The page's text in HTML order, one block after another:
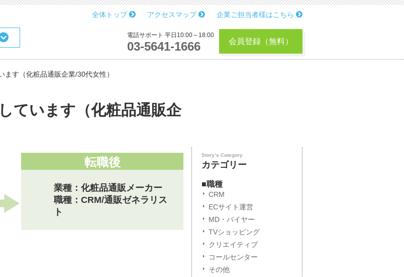
全体トップ アクセスマップ 企業ご担当者様はこちら
電話サポート 平日10:00～18:00
03-5641-1666 会員登録（無料）
す（化粧品通販企業/30代女性）
ています（化粧品通販企
転職後
業種：化粧品通販メーカー
職種：CRM/通販ゼネラリス
ト
Story’s Category
カテゴリー
■職種
CRM
ECサイト運営
MD・バイヤー
TVショッピング
クリエイティブ
コールセンター
その他